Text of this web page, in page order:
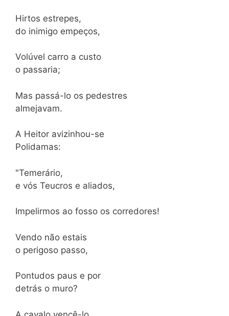
Hirtos estrepes,
do inimigo empeços,
Volúvel carro a custo
o passaria;
Mas passá-lo os pedestres
almejavam.
A Heitor avizinhou-se
Polidamas:
"Temerário,
e vós Teucros e aliados,
Impelirmos ao fosso os corredores!
Vendo não estais
o perigoso passo,
Pontudos paus e por
detrás o muro?